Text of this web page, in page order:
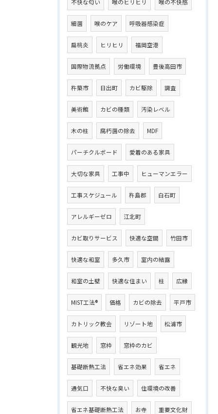
不快な匂い 喉のヒリヒリ 喉の不快感
細菌 喉のケア 呼吸器感染症
扁桃炎 ヒリヒリ 福岡空港
国際物流拠点 労働環境 豊後高田市
杵築市 日出町 カビ駆除 調査
美術館 カビの種類 汚染レベル
木の柱 腐朽菌の除去 MDF
パーチクルボード 愛着のある家具
大切な家具 工事中 ヒューマンエラー
工事スケジュール 杵島郡 白石町
アレルギーゼロ 江北町
カビ取りサービス 快適な空間 竹田市
快適な和室 多久市 室内の結露
和室の土壁 快適な住まい 柱 広縁
MIST工法® 価格 カビの除去 平戸市
カトリック教会 リゾート地 松浦市
観光地 窓枠 窓枠のカビ
基礎断熱工法 省エネ効果 省エネ
通気口 不快な臭い 住環境の改善
省エネ基礎断熱工法 お寺 重要文化財